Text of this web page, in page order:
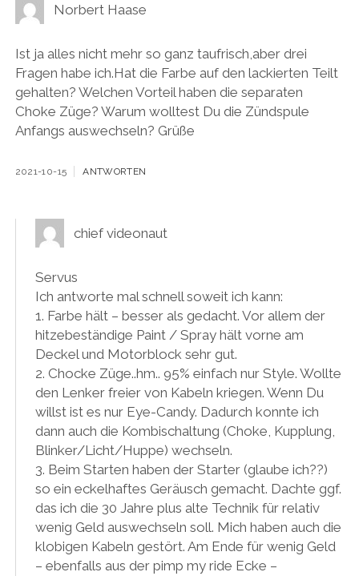
Norbert Haase
Ist ja alles nicht mehr so ganz taufrisch,aber drei
Fragen habe ich.Hat die Farbe auf den lackierten Teilt
gehalten? Welchen Vorteil haben die separaten
Choke Züge? Warum wolltest Du die Zündspule
Anfangs auswechseln? Grüße
2021-10-15 ANTWORTEN
chief videonaut
Servus
Ich antworte mal schnell soweit ich kann:
1. Farbe hält – besser als gedacht. Vor allem der
hitzebeständige Paint / Spray hält vorne am
Deckel und Motorblock sehr gut.
2. Chocke Züge..hm.. 95% einfach nur Style. Wollte
den Lenker freier von Kabeln kriegen. Wenn Du
willst ist es nur Eye-Candy. Dadurch konnte ich
dann auch die Kombischaltung (Choke, Kupplung,
Blinker/Licht/Huppe) wechseln.
3. Beim Starten haben der Starter (glaube ich??)
so ein eckelhaftes Geräusch gemacht. Dachte ggf.
das ich die 30 Jahre plus alte Technik für relativ
wenig Geld auswechseln soll. Mich haben auch die
klobigen Kabeln gestört. Am Ende für wenig Geld
– ebenfalls aus der pimp my ride Ecke –